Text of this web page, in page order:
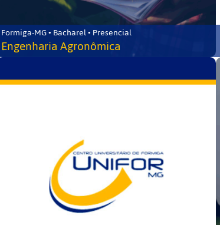
Formiga-MG • Bacharel • Presencial
Engenharia Agronômica